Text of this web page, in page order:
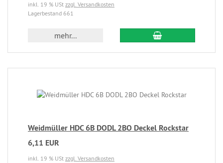
inkl. 19 % USt zzgl. Versandkosten
Lagerbestand 661
mehr...
Weidmüller HDC 6B DODL 2BO Deckel Rockstar
6,11 EUR
inkl. 19 % USt zzgl. Versandkosten